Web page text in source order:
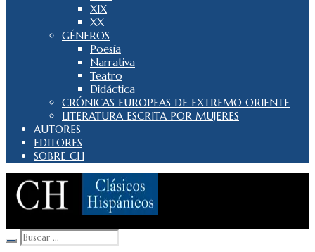
XIX
XX
GÉNEROS
Poesía
Narrativa
Teatro
Didáctica
CRÓNICAS EUROPEAS DE EXTREMO ORIENTE
LITERATURA ESCRITA POR MUJERES
AUTORES
EDITORES
SOBRE CH